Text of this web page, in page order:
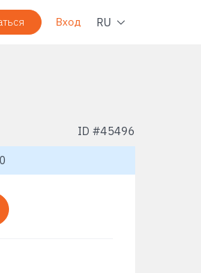
Вход RU
ID #45496